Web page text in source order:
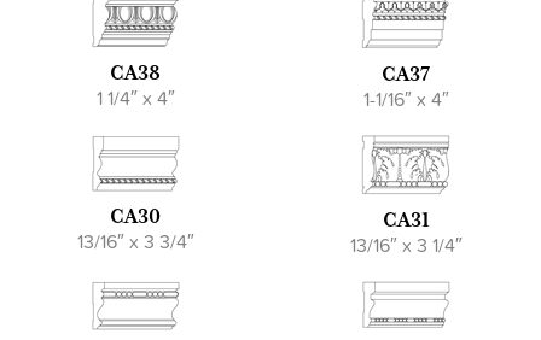
CA38
1 1/4″ x 4″
CA37
1-1/16″ x 4″
CA30
13/16″ x 3 3/4″
CA31
13/16″ x 3 1/4″